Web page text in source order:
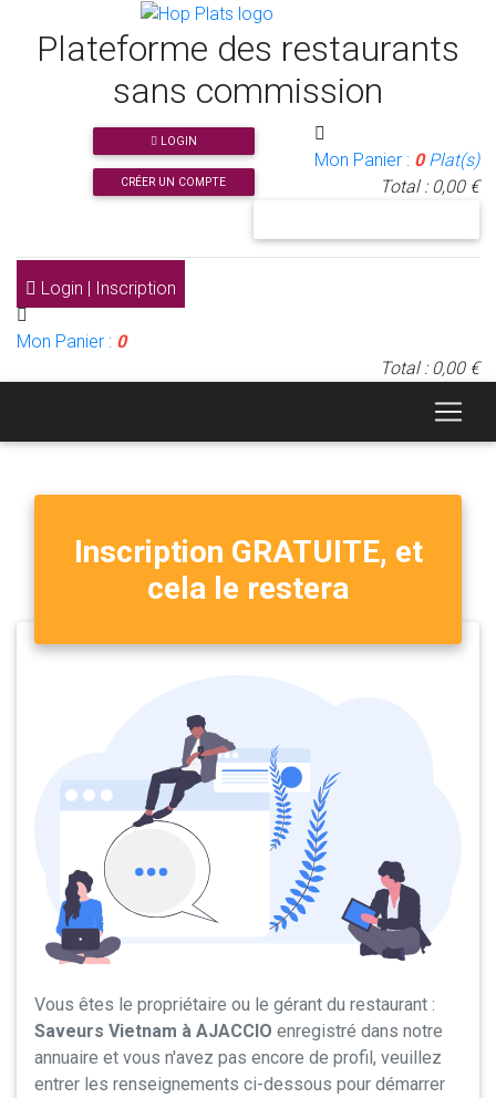
Plateforme des restaurants
sans commission
LOGIN
CRÉER UN COMPTE
Mon Panier : 0Plat(s)
Total : 0,00 €
Login | Inscription
Mon Panier : 0
Total : 0,00 €
Inscription GRATUITE, et
cela le restera
Vous êtes le propriétaire ou le gérant du restaurant :
Saveurs Vietnam à AJACCIO enregistré dans notre
annuaire et vous n'avez pas encore de profil, veuillez
entrer les renseignements ci-dessous pour démarrer